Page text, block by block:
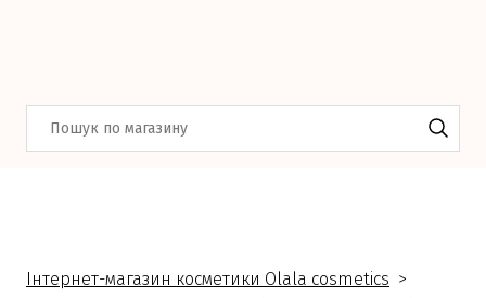
Інтернет-магазин косметики Olala cosmetics